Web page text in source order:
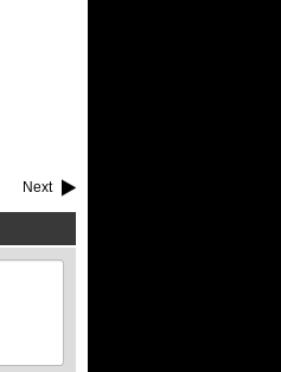
Next